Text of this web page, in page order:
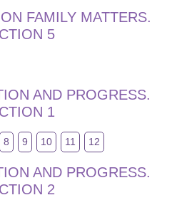
FAMILY MATTERS.
5
AND PROGRESS.
1
8 9 10 11 12
AND PROGRESS.
2